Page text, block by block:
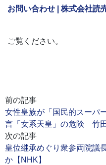
お問い合わせ | 株式会社読
ご覧ください。
前の記事
女性皇族が「国民的スーパ
言「女系天皇」の危険 竹田
次の記事
皇位継承めぐり衆参両院議
か【NHK】